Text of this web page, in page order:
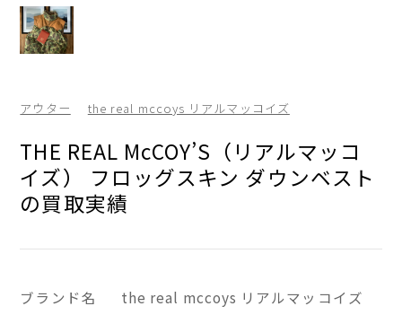
アウター the real mccoys リアルマッコイズ
THE REAL McCOY’S（リアルマッコ
イズ） フロッグスキン ダウンベスト
の買取実績
ブランド名
the real mccoys リアルマッコイズ